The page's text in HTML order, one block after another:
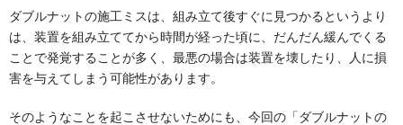
ダブルナットの施工ミスは、組み立て後すぐに見つかるというより
は、装置を組み立ててから時間が経った頃に、だんだん緩んでくる
ことで発覚することが多く、最悪の場合は装置を壊したり、人に損
害を与えてしまう可能性があります。
そのようなことを起こさせないためにも、今回の「ダブルナットの